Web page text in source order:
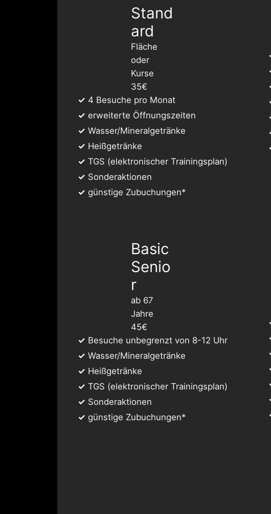
Stand
ard
Fläche
oder
Kurse
35€
✓ 4 Besuche pro Monat
✓ erweiterte Öffnungszeiten
✓ Wasser/Mineralgetränke
✓ Heißgetränke
✓ TGS (elektronischer Trainingsplan)
✓ Sonderaktionen
✓ günstige Zubuchungen*
Basic
Senio
r
ab 67
Jahre
45€
✓ Besuche unbegrenzt von 8-12 Uhr
✓ Wasser/Mineralgetränke
✓ Heißgetränke
✓ TGS (elektronischer Trainingsplan)
✓ Sonderaktionen
✓ günstige Zubuchungen*